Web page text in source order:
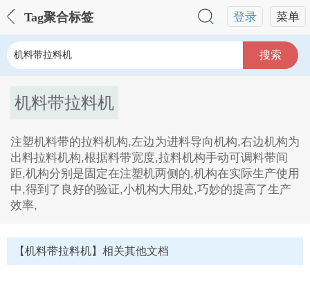
菜单
登录
Tag聚合标签
搜索
机料带拉料机
注塑机料带的拉料机构,左边为进料导向机构,右边机构为
出料拉料机构,根据料带宽度,拉料机构手动可调料带间
距,机构分别是固定在注塑机两侧的,机构在实际生产使用
中,得到了良好的验证,小机构大用处,巧妙的提高了生产
效率,
1、注塑机料带的拉料机构,左边为进料导向机构,右边机
构为出料拉料机构,根据料带宽度,拉料机构手动可调料带
间距,机构分别是固定在注塑机两侧的,机构在实际生产使
【机料带拉料机】相关其他文档